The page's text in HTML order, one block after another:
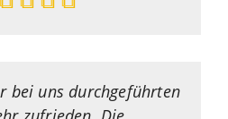
bei uns durchgeführten